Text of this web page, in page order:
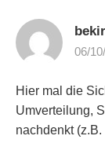
bekir
06/
Hier mal die
Umverteilung,
nachdenkt